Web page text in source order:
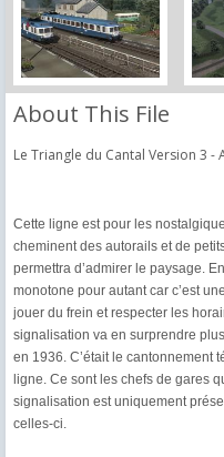
About This File
Le Triangle du Cantal Version 3 -
Cette ligne est pour les
cheminent des autorails et de
permettra d’admirer le paysage.
monotone pour autant car c’est
jouer du frein et respecter les
signalisation va en surprendre
en 1936. C’était le cantonnement
ligne. Ce sont les chefs de gares
signalisation est uniquement
celles-ci.